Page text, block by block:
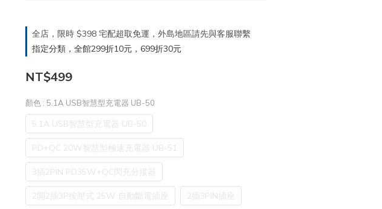
全店，限時 $398 宅配超取免運，外島地區請先與客服聯繫
指定分類，全館299折10元，699折30元
NT$499
顏色 : 5.1A USB智慧型充電器 UB-50
5.1A USB智慧型充電器 UB-50
PD+QC 20W智慧型極速充電器 UB-51
3插2PIN PD35W+QC閃充分接器
2開2插3P按壓式 25W 自動斷電插座 2插3PIN插座